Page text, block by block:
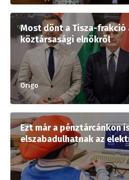
Most dönt a Tisza-frakció
köztársasági elnökről
Origo
Ezt már a pénztárcánkon
elszabadulhatnak az